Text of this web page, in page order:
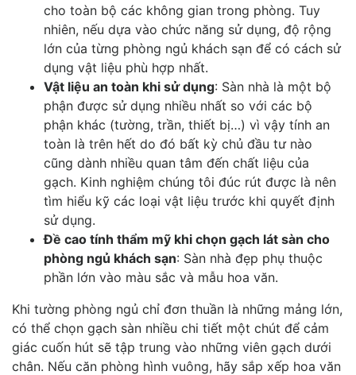
cho toàn bộ các không gian trong phòng. Tuy
nhiên, nếu dựa vào chức năng sử dụng, độ rộng
lớn của từng phòng ngủ khách sạn để có cách sử
dụng vật liệu phù hợp nhất.
Vật liệu an toàn khi sử dụng: Sàn nhà là một bộ
phận được sử dụng nhiều nhất so với các bộ
phận khác (tường, trần, thiết bị…) vì vậy tính an
toàn là trên hết do đó bất kỳ chủ đầu tư nào
cũng dành nhiều quan tâm đến chất liệu của
gạch. Kinh nghiệm chúng tôi đúc rút được là nên
tìm hiểu kỹ các loại vật liệu trước khi quyết định
sử dụng.
Đề cao tính thẩm mỹ khi chọn gạch lát sàn cho
phòng ngủ khách sạn: Sàn nhà đẹp phụ thuộc
phần lớn vào màu sắc và mẫu hoa văn.
Khi tường phòng ngủ chỉ đơn thuần là những mảng lớn,
có thể chọn gạch sàn nhiều chi tiết một chút để cảm
giác cuốn hút sẽ tập trung vào những viên gạch dưới
chân. Nếu căn phòng hình vuông, hãy sắp xếp hoa văn